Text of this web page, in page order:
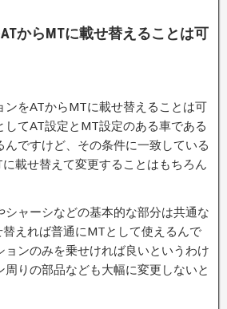
からMTに載せ替えることは可
ンをATからMTに載せ替えることは可
してAT設定とMT設定のある車である
んですけど、その条件に一致している
載せ替えて変更することはもちろん
シャーシなどの基本的な部分は共通な
えれば普通にMTとして使えるんで
ョンのみを乗せければ良いというわけ
周りの部品なども大幅に変更しないと